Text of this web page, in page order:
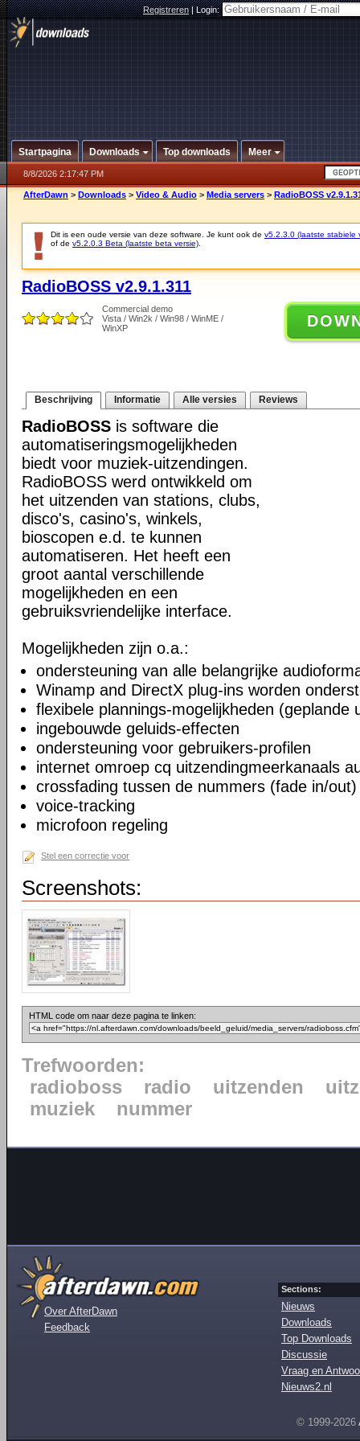
Registreren|Login:
Startpagina Downloads Top downloads Meer
8/8/2026 2:17:47 PM
AfterDawn > Downloads > Video & Audio > Media servers > RadioBOSS
Dit is een oude versie van deze software. Je kunt ook de v5.2.3.0 (laatste stabiele
of de v5.2.0.3 Beta (laatste beta versie)
RadioBOSS v2.9.1.311
Commercial demo
Vista / Win2k / Win98 / WinME /
WinXP
Beschrijving Informatie Alle versies Reviews
RadioBOSS is software die
automatiseringsmogelijkheden
biedt voor muziek-uitzendingen.
RadioBOSS werd ontwikkeld om
het uitzenden van stations, clubs,
disco's, casino's, winkels,
bioscopen e.d. te kunnen
automatiseren. Het heeft een
groot aantal verschillende
mogelijkheden en een
gebruiksvriendelijke interface.
Mogelijkheden zijn o.a.:
ondersteuning van alle belangrijke
Winamp and DirectX plug-ins worden
flexibele plannings-mogelijkheden (geplande
ingebouwde geluids-effecten
ondersteuning voor gebruikers-profilen
internet omroep cq uitzendingmeerkanaals
crossfading tussen de nummers (fade in/out)
voice-tracking
microfoon regeling
Stel een correctie voor
Screenshots:
HTML code om naar deze pagina te linken:
Trefwoorden:
radioboss
radio uitzenden
muziek
nummer
Over AfterDawn
Feedback
Sections:
Nieuws
Downloads
Top Downloads
Discussie
Vraag en
Nieuws2.nl
© 1999-2026